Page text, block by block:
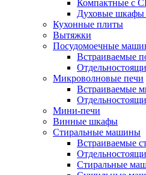
Компактные с
Духовые шкафы
Кухонные плиты
Вытяжки
Посудомоечные
Встраиваемые
Микроволновые печи
Встраиваемые
Мини-печи
Винные шкафы
Стиральные машины
Встраиваемые
Стиральные